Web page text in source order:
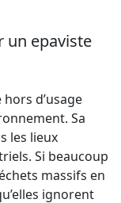
un epaviste
d’usage
Sa
les lieux
Si beaucoup
massifs en
ignorent